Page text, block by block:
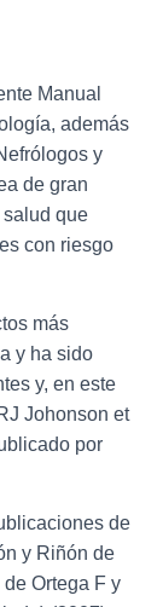
Manual
además
y
de gran
que
con riesgo
más
y ha sido
y, en este
Johonson et
por
de
y Riñón de
Ortega F y